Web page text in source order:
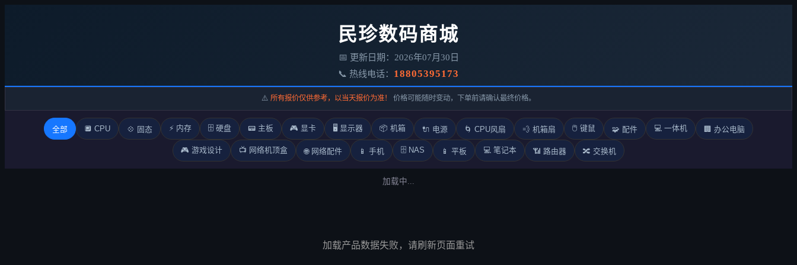
民珍数码商城
📅 更新日期：2026年07月30日
📞 热线电话： 18805395173
⚠️ 所有报价仅供参考，以当天报价为准！ 价格可能随时变动，下单前请确认最终价格。
全部 🔲 CPU 💠 固态 ⚡ 内存 🗄️ 硬盘 📟 主板 🎮 显卡 🖥️ 显示器 📦 机箱 🔌 电源 🌀 CPU风扇 💨 机箱扇 🖱️ 键鼠 🧩 配件 💻 一体机 🏢 办公电脑
🎮 游戏设计 📺 网络机顶盒 🌐 网络配件 📱 手机 🗄️ NAS 📱 平板 💻 笔记本 📶 路由器 🔀 交换机
加载中...
加载产品数据失败，请刷新页面重试